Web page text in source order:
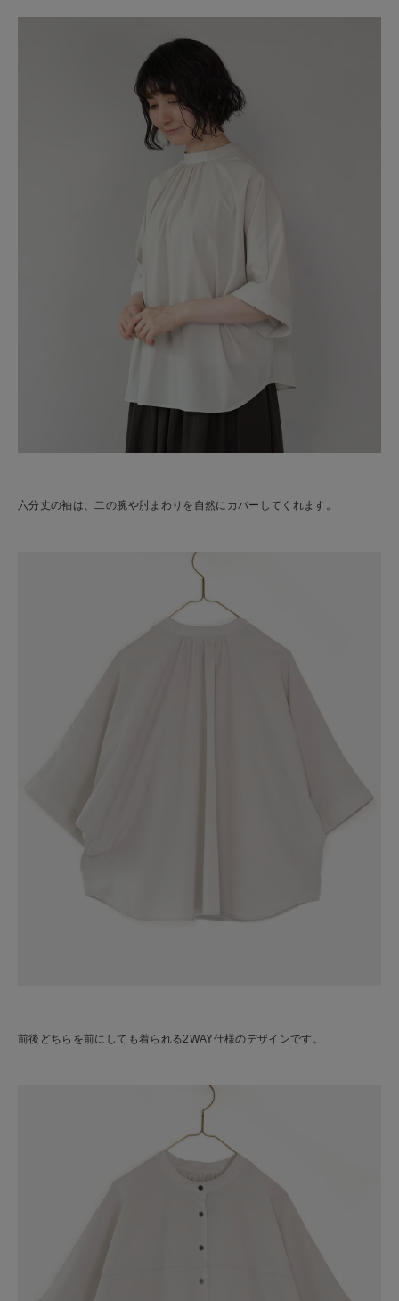
六分丈の袖は、二の腕や肘まわりを自然にカバーしてくれます。
前後どちらを前にしても着られる2WAY仕様のデザインです。